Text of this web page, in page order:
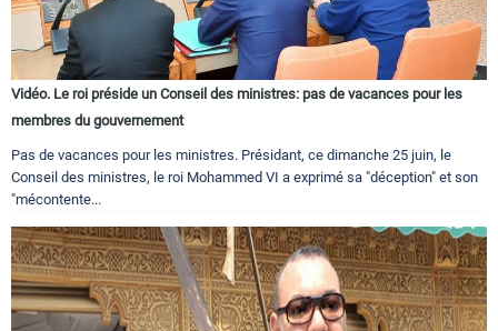
Vidéo. Le roi préside un Conseil des ministres: pas de vacances pour les
membres du gouvernement
Pas de vacances pour les ministres. Présidant, ce dimanche 25 juin, le
Conseil des ministres, le roi Mohammed VI a exprimé sa "déception" et son
"mécontente...